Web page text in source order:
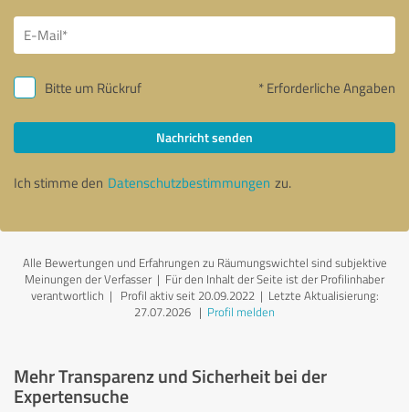
Bitte um Rückruf * Erforderliche Angaben
Nachricht senden
Ich stimme den Datenschutzbestimmungen zu.
Alle Bewertungen und Erfahrungen zu Räumungswichtel sind subjektive
Meinungen der Verfasser | Für den Inhalt der Seite ist der Profilinhaber
verantwortlich | Profil aktiv seit 20.09.2022 | Letzte Aktualisierung:
27.07.2026 | Profil melden
Mehr Transparenz und Sicherheit bei der
Expertensuche